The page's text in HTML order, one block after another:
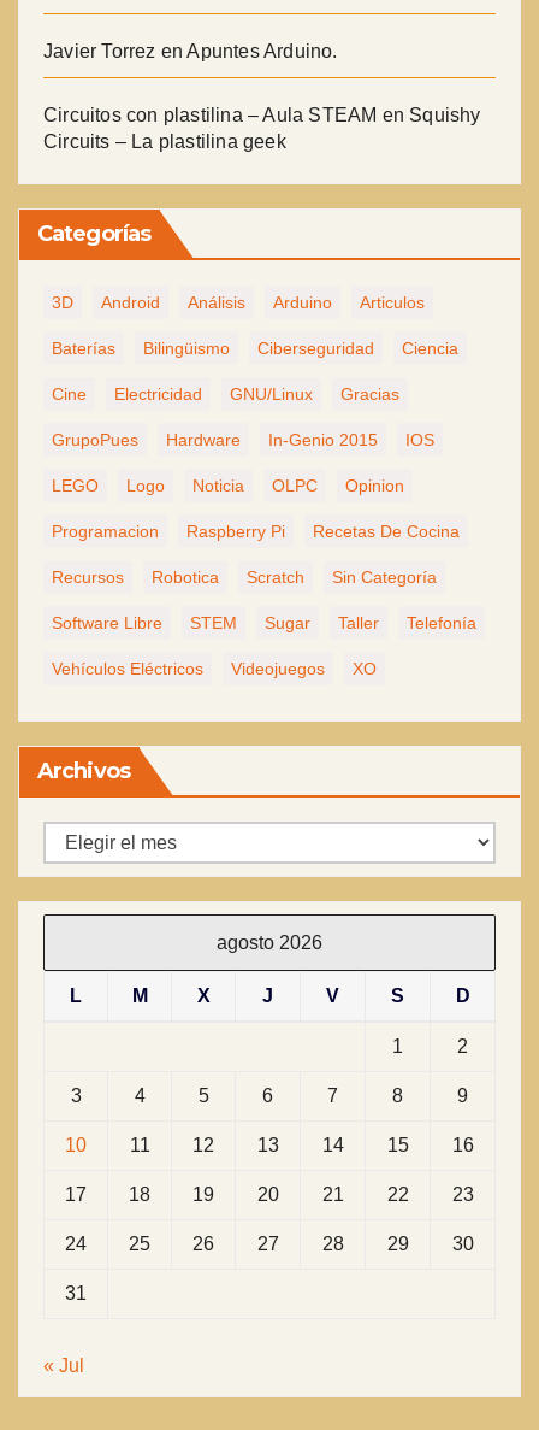
Javier Torrez enApuntes Arduino.
Circuitos con plastilina – Aula STEAM en Squishy
Circuits – La plastilina geek
Categorías
3D Android Análisis Arduino Articulos
Baterías Bilingüismo Ciberseguridad Ciencia
Cine Electricidad GNU/Linux Gracias
GrupoPues Hardware In-Genio 2015 IOS
LEGO Logo Noticia OLPC Opinion
Programacion Raspberry Pi Recetas De Cocina
Recursos Robotica Scratch Sin Categoría
Software Libre STEM Sugar Taller Telefonía
Vehículos Eléctricos Videojuegos XO
Archivos
Archivos
agosto 2026
L M X J V S D
1 2
3 4 5 6 7 8 9
10 11 12 13 14 15 16
17 18 19 20 21 22 23
24 25 26 27 28 29 30
31
« Jul